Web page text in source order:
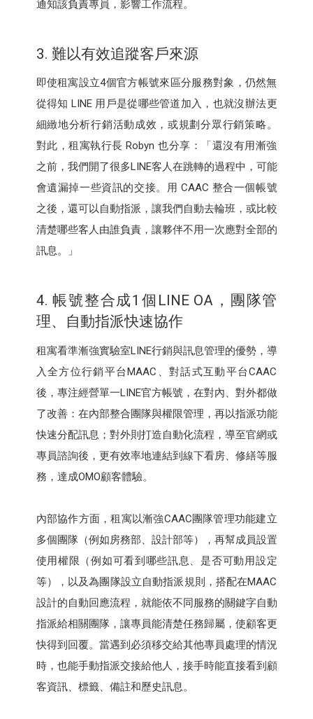
通知該負責專員，影響工作流程。
3. 難以有效追蹤客戶來源
即使租寓設立4個官方帳號來區分服務對象，仍然無
從得知 LINE 用戶是從哪些管道加入，也就沒辦法更
細緻地分析行銷活動成效，或規劃分眾行銷策略。
對此，租寓執行長 Robyn 也分享：「還沒有用漸強
之前，我們開了很多LINE客人在跳轉的過程中，可能
會遺漏掉一些資訊的交接。用 CAAC 整合一個帳號
之後，還可以自動指派，讓我們自動去輪班，或比較
清楚哪些客人由誰負責，讓夥伴不用一次應對全部的
訊息。」
4. 帳號整合成1個LINE OA，團隊管
理、自動指派快速協作
租寓看準漸強實驗室LINE行銷與訊息管理的優勢，導
入全方位行銷平台MAAC、對話式互動平台CAAC
後，專注經營單一LINE官方帳號，在對內、對外都做
了改善：在內部整合團隊與權限管理，再以指派功能
快速分配訊息；對外則打造自動化流程，導至官網或
專員諮詢後，更有效率地連結到線下看房、修繕等服
務，達成OMO顧客體驗。
內部協作方面，租寓以漸強CAAC團隊管理功能建立
多個團隊（例如房務部、設計部等），再幫成員設置
使用權限（例如可看到哪些訊息、是否可動用設定
等），以及為團隊設立自動指派規則，搭配在MAAC
設計的自動回應流程，就能依不同服務的關鍵字自動
指派給相關團隊，讓專員能清楚任務歸屬，使顧客更
快得到回覆。當遇到必須移交給其他專員處理的情況
時，也能手動指派交接給他人，接手時能直接看到顧
客資訊、標籤、備註和歷史訊息。